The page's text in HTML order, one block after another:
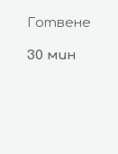
Готвене
30 мин